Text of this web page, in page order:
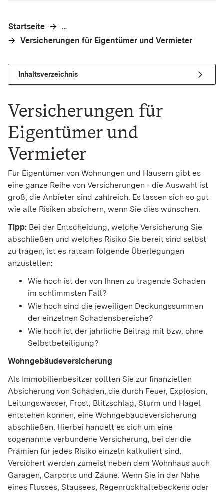
Startseite …
Versicherungen für Eigentümer und Vermieter
Inhaltsverzeichnis
Versicherungen für
Eigentümer und
Vermieter
Für Eigentümer von Wohnungen und Häusern gibt es
eine ganze Reihe von Versicherungen - die Auswahl ist
groß, die Anbieter sind zahlreich. Es lassen sich so gut
wie alle Risiken absichern, wenn Sie dies wünschen.
Tipp: Bei der Entscheidung, welche Versicherung Sie
abschließen und welches Risiko Sie bereit sind selbst
zu tragen, ist es ratsam folgende Überlegungen
anzustellen:
Wie hoch ist der von Ihnen zu tragende Schaden
im schlimmsten Fall?
Wie hoch sind die jeweiligen Deckungssummen
der einzelnen Schadensbereiche?
Wie hoch ist der jährliche Beitrag mit bzw. ohne
Selbstbeteiligung?
Wohngebäudeversicherung
Als Immobilienbesitzer sollten Sie zur finanziellen
Absicherung von Schäden, die durch Feuer, Explosion,
Leitungswasser, Frost, Blitzschlag, Sturm und Hagel
entstehen können, eine Wohngebäudeversicherung
abschließen. Hierbei handelt es sich um eine
sogenannte verbundene Versicherung, bei der die
Prämien für jedes Risiko einzeln kalkuliert sind.
Versichert werden zumeist neben dem Wohnhaus auch
Garagen, Carports und Zäune. Wenn Sie in der Nähe
eines Flusses, Stausees, Regenrückhaltebeckens oder